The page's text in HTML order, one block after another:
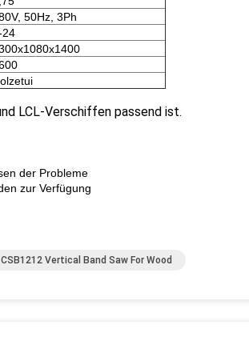
50Hz, 3Ph
24
LCL-Verschiffen passend ist.
der Probleme
zur Verfügung
CSB1212 Vertical Band Saw For Wood